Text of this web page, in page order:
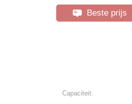
Beste prijs
Capaciteit: